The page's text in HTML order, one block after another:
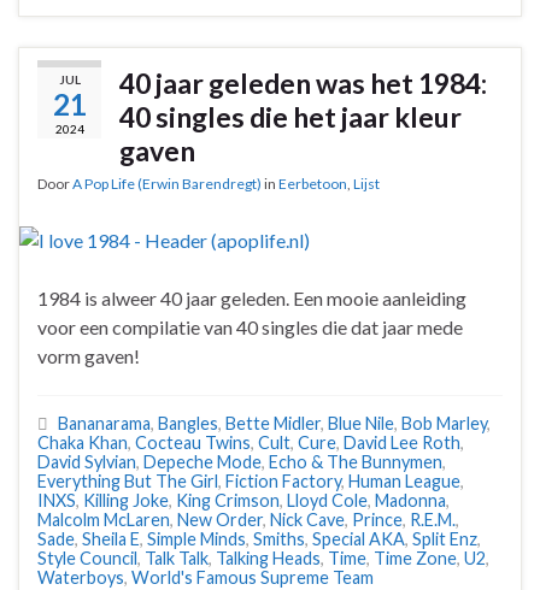
JUL
21
2024
40 jaar geleden was het 1984:
40 singles die het jaar kleur
gaven
DoorA Pop Life (Erwin Barendregt) in Eerbetoon, Lijst
1984 is alweer 40 jaar geleden. Een mooie aanleiding
voor een compilatie van 40 singles die dat jaar mede
vorm gaven!
Bananarama, Bangles, Bette Midler, Blue Nile, Bob Marley,
Chaka Khan, Cocteau Twins, Cult, Cure, David Lee Roth,
David Sylvian, Depeche Mode, Echo & The Bunnymen,
Everything But The Girl, Fiction Factory, Human League,
INXS, Killing Joke, King Crimson, Lloyd Cole, Madonna,
Malcolm McLaren, New Order, Nick Cave, Prince, R.E.M.,
Sade, Sheila E, Simple Minds, Smiths, Special AKA, Split Enz,
Style Council, Talk Talk, Talking Heads, Time, Time Zone, U2,
Waterboys, World's Famous Supreme Team